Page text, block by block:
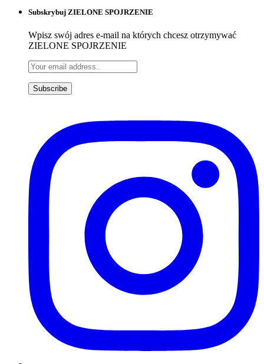
Subskrybuj ZIELONE SPOJRZENIE
Wpisz swój adres e-mail na których chcesz otrzymywać
ZIELONE SPOJRZENIE